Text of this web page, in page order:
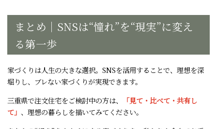
まとめ｜SNSは“憧れ”を“現実”に変え
る第一歩
家づくりは人生の大きな選択。SNSを活用することで、理想を深
堀りし、ブレない家づくりが実現できます。
三重県で注文住宅をご検討中の方は、
「見て・比べて・共有し
て」 、理想の暮らしを描いてみてください。